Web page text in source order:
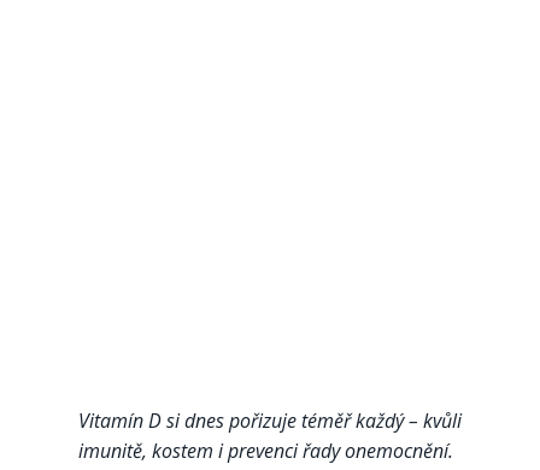
Vitamín D si dnes pořizuje téměř každý – kvůli
imunitě, kostem i prevenci řady onemocnění.